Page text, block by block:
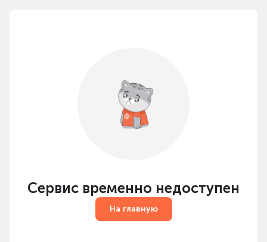
Сервис временно недоступен
На главную